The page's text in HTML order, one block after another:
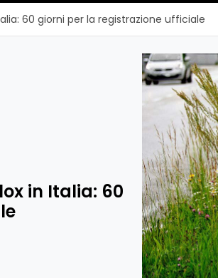
60 giorni per la registrazione ufficiale
in Italia: 60